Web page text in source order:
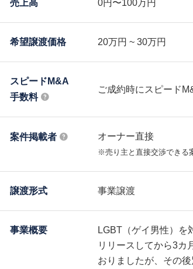
売上高 0円〜100万円
希望譲渡価格 20万円 ~ 30万円
スピードM&A
手数料
ご成約時にスピード
案件掲載者 オーナー直接
※売り主と直接交渉できる
譲渡形式 事業譲渡
事業概要
LGBT（ゲイ男性）を
リリースしてから3カ
おりましたが、その